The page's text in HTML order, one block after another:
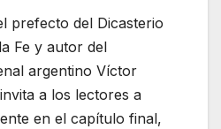
prefecto del Dicasterio
Fe y autor del
argentino Víctor
a los lectores a
en el capítulo final,